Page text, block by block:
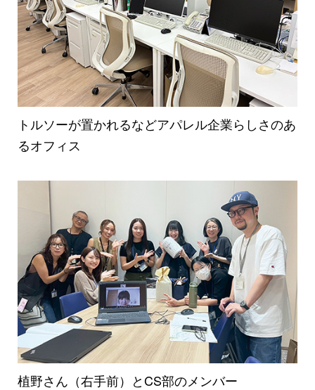
トルソーが置かれるなどアパレル企業らしさのあ
るオフィス
植野さん（右手前）とCS部のメンバー